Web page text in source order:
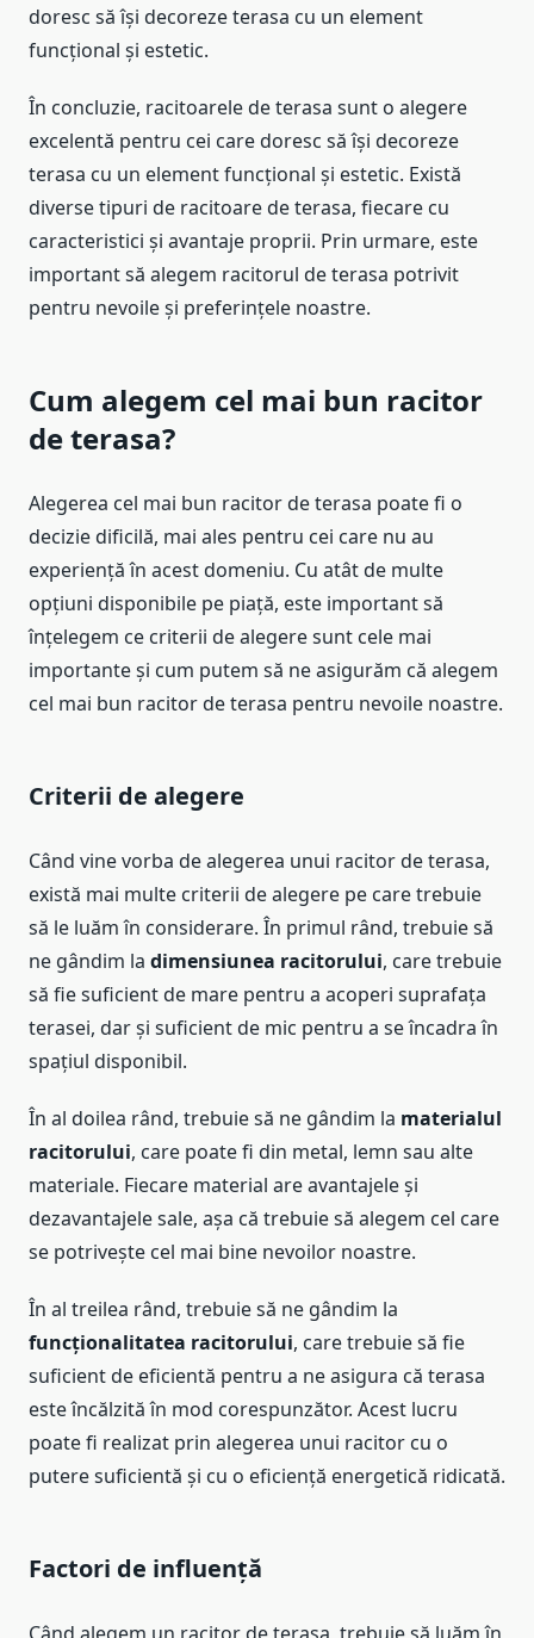
doresc să își decoreze terasa cu un element
funcțional și estetic.
În concluzie, racitoarele de terasa sunt o alegere
excelentă pentru cei care doresc să își decoreze
terasa cu un element funcțional și estetic. Există
diverse tipuri de racitoare de terasa, fiecare cu
caracteristici și avantaje proprii. Prin urmare, este
important să alegem racitorul de terasa potrivit
pentru nevoile și preferințele noastre.
Cum alegem cel mai bun racitor
de terasa?
Alegerea cel mai bun racitor de terasa poate fi o
decizie dificilă, mai ales pentru cei care nu au
experiență în acest domeniu. Cu atât de multe
opțiuni disponibile pe piață, este important să
înțelegem ce criterii de alegere sunt cele mai
importante și cum putem să ne asigurăm că alegem
cel mai bun racitor de terasa pentru nevoile noastre.
Criterii de alegere
Când vine vorba de alegerea unui racitor de terasa,
există mai multe criterii de alegere pe care trebuie
să le luăm în considerare. În primul rând, trebuie să
ne gândim la dimensiunea racitorului, care trebuie
să fie suficient de mare pentru a acoperi suprafața
terasei, dar și suficient de mic pentru a se încadra în
spațiul disponibil.
În al doilea rând, trebuie să ne gândim la materialul
racitorului, care poate fi din metal, lemn sau alte
materiale. Fiecare material are avantajele și
dezavantajele sale, așa că trebuie să alegem cel care
se potrivește cel mai bine nevoilor noastre.
În al treilea rând, trebuie să ne gândim la
funcționalitatea racitorului, care trebuie să fie
suficient de eficientă pentru a ne asigura că terasa
este încălzită în mod corespunzător. Acest lucru
poate fi realizat prin alegerea unui racitor cu o
putere suficientă și cu o eficiență energetică ridicată.
Factori de influență